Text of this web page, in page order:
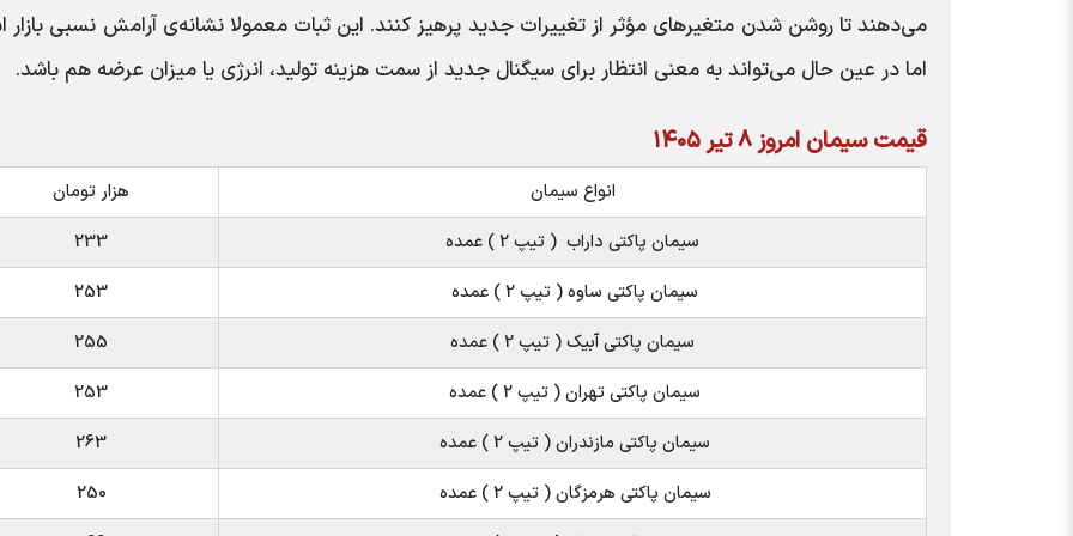
می‌دهند تا روشن شدن متغیرهای مؤثر از تغییرات جدید پرهیز کنند. این ثبات معمولا نشانه‌ی آرامش نسبی بازار
اما در عین حال می‌تواند به معنی انتظار برای سیگنال جدید از سمت هزینه تولید، انرژی یا میزان عرضه هم باشد.
قیمت سیمان امروز ۸ تیر ۱۴۰۵
انواع سیمان
هزار تومان
سیمان پاکتی داراب ( تیپ 2 ) عمده
233
سیمان پاکتی ساوه ( تیپ 2 ) عمده
253
سیمان پاکتی آبیک ( تیپ 2 ) عمده
255
سیمان پاکتی تهران ( تیپ 2 ) عمده
253
سیمان پاکتی مازندران ( تیپ 2 ) عمده
263
سیمان پاکتی هرمزگان ( تیپ 2 ) عمده
250